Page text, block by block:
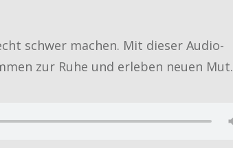
schwer machen. Mit dieser Audio-
zur Ruhe und erleben neuen Mut.